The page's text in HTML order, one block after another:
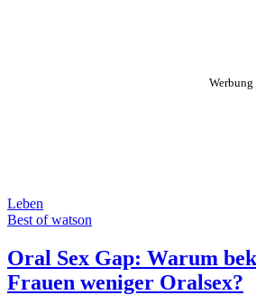
Leben
Best of watson
Oral Sex Gap: Warum
Frauen weniger Oralsex?